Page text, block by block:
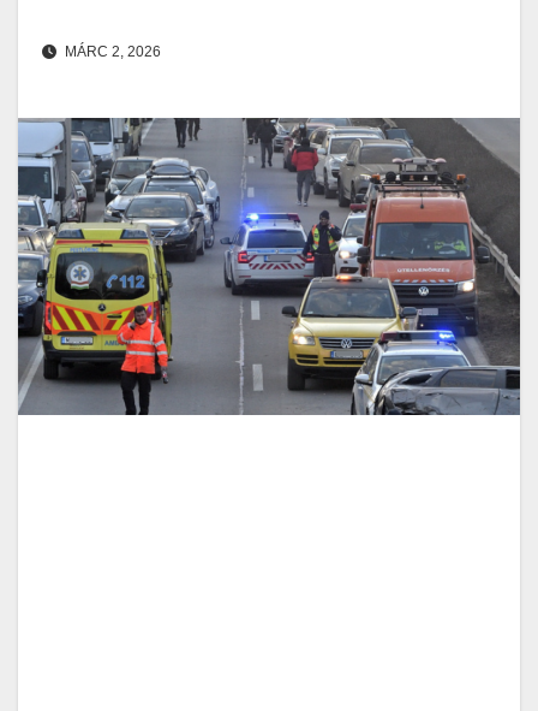
MÁRC 2, 2026